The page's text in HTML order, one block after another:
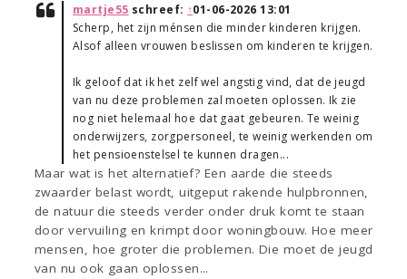
martje55 schreef: ↑01-06-2026 13:01
Scherp, het zijn ménsen die minder kinderen krijgen.
Alsof alleen vrouwen beslissen om kinderen te krijgen.
Ik geloof dat ik het zelf wel angstig vind, dat de jeugd
van nu deze problemen zal moeten oplossen. Ik zie
nog niet helemaal hoe dat gaat gebeuren. Te weinig
onderwijzers, zorgpersoneel, te weinig werkenden om
het pensioenstelsel te kunnen dragen...
Maar wat is het alternatief? Een aarde die steeds
zwaarder belast wordt, uitgeput rakende hulpbronnen,
de natuur die steeds verder onder druk komt te staan
door vervuiling en krimpt door woningbouw. Hoe meer
mensen, hoe groter die problemen. Die moet de jeugd
van nu ook gaan oplossen...